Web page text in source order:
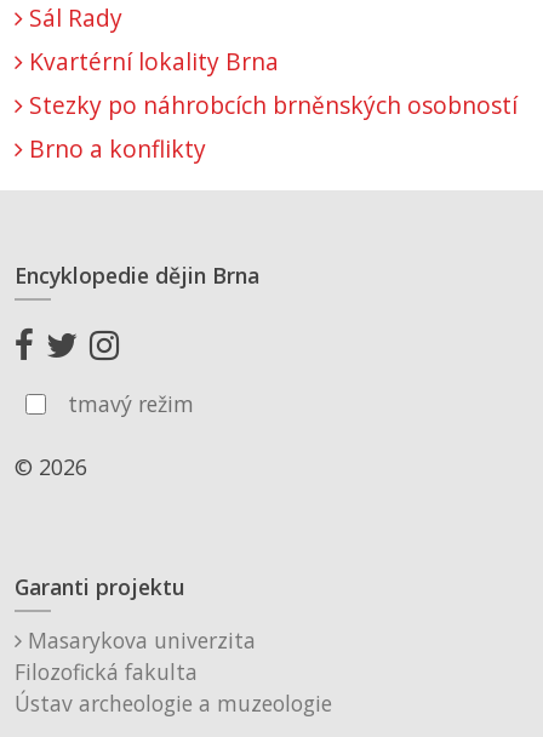
Sál Rady
Kvartérní lokality Brna
Stezky po náhrobcích brněnských osobností
Brno a konflikty
Encyklopedie dějin Brna
tmavý režim
© 2026
Garanti projektu
Masarykova univerzita
Filozofická fakulta
Ústav archeologie a muzeologie